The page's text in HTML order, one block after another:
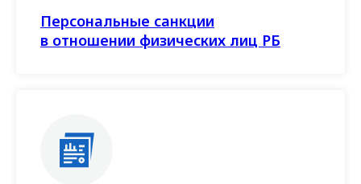
Персональные санкции
в отношении физических лиц РБ